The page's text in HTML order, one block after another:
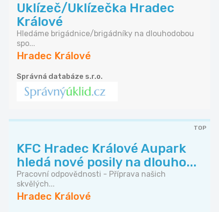
Uklízeč/Uklízečka Hradec
Králové
Hledáme brigádnice/brigádníky na dlouhodobou
spo...
Hradec Králové
Správná databáze s.r.o.
TOP
KFC Hradec Králové Aupark
hledá nové posily na dlouho...
Pracovní odpovědnosti - Příprava našich
skvělých...
Hradec Králové